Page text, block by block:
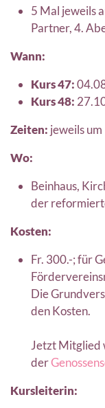
5 Mal jeweils
Partner, 4.
Wann:
Kurs 47:
Kurs 48:
Zeiten: jeweils
Wo:
Beinhaus,
der
Kosten:
Fr. 300.-; für
Die
den Kosten.
Jetzt Mitglied
der
Kursleiterin: